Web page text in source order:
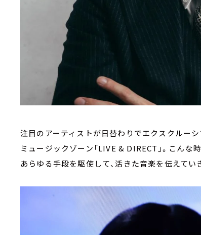
注目のアーティストが日替わりでエクスクルー
ミュージックゾーン「LIVE & DIRECT」。こんな
あらゆる手段を駆使して、活きた音楽を伝えて